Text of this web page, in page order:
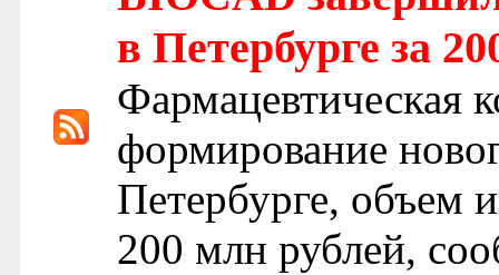
в Петербурге за
Фармацевтическая
формирование
Петербурге, объем
200 млн рублей,